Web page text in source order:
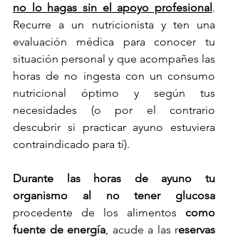
no lo hagas sin el apoyo profesional.
Recurre a un nutricionista y ten una
evaluación médica para conocer tu
situación personal y que acompañes las
horas de no ingesta con un consumo
nutricional óptimo y según tus
necesidades (o por el contrario
descubrir si practicar ayuno estuviera
contraindicado para tí).
Durante las horas de ayuno tu
procedente de los alimentos como
fuente de energía, acude a las reservas